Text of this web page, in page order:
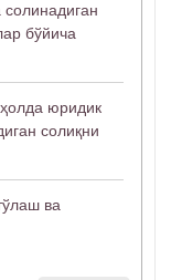
бўйича
юридик
солиқни
ва